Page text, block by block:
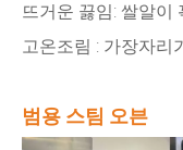
뜨거운 끓임: 쌀알이
고온조림 : 가장자리
범용 스팀 오븐